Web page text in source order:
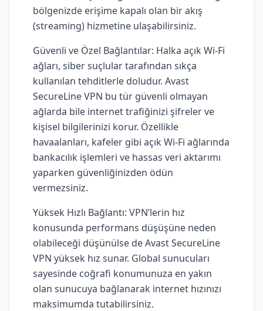
bölgenizde erişime kapalı olan bir akış
(streaming) hizmetine ulaşabilirsiniz.
Güvenli ve Özel Bağlantılar: Halka açık Wi-Fi
ağları, siber suçlular tarafından sıkça
kullanılan tehditlerle doludur. Avast
SecureLine VPN bu tür güvenli olmayan
ağlarda bile internet trafiğinizi şifreler ve
kişisel bilgilerinizi korur. Özellikle
havaalanları, kafeler gibi açık Wi-Fi ağlarında
bankacılık işlemleri ve hassas veri aktarımı
yaparken güvenliğinizden ödün
vermezsiniz.
Yüksek Hızlı Bağlantı: VPN’lerin hız
konusunda performans düşüşüne neden
olabileceği düşünülse de Avast SecureLine
VPN yüksek hız sunar. Global sunucuları
sayesinde coğrafi konumunuza en yakın
olan sunucuya bağlanarak internet hızınızı
maksimumda tutabilirsiniz.